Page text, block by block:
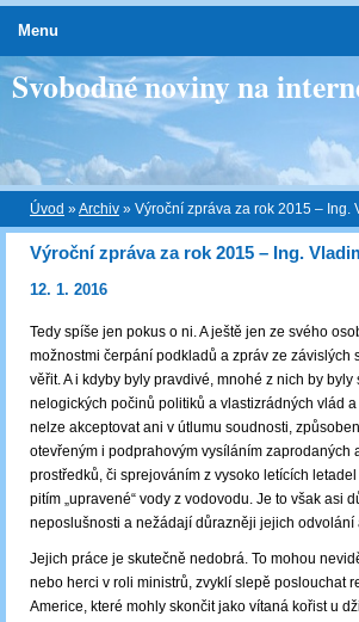
Svobodné noviny na
Úvod »Archiv » Výroční zpráva za rok 2015 – Ing.
Výroční zpráva za rok 2015 – Ing.
12. 1. 2016
Tedy spíše jen pokus o ni. A ještě jen ze svého
možnostmi čerpání podkladů a zpráv ze
věřit. A i kdyby byly pravdivé, mnohé z nich by
nelogických počinů politiků a vlastizrádných vlád
nelze akceptovat ani v útlumu soudnosti,
otevřeným i podprahovým vysíláním zaprodaných
prostředků, či sprejováním z vysoko letících
pitím „upravené“ vody z vodovodu. Je to však asi
neposlušnosti a nežádají důrazněji jejich
Jejich práce je skutečně nedobrá. To mohou
nebo herci v roli ministrů, zvyklí slepě poslouchat
Americe, které mohly skončit jako vítaná kořist u
Menu